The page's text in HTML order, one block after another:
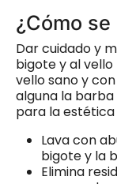
¿Cómo
Dar cuidado y
bigote y al
vello sano y
alguna la
para la estética
Lava con
bigote y la
Elimina